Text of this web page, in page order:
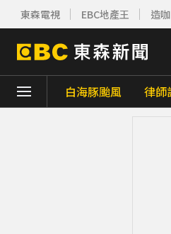
東森電視 EBC地產王 造咖
白海豚颱風 律師